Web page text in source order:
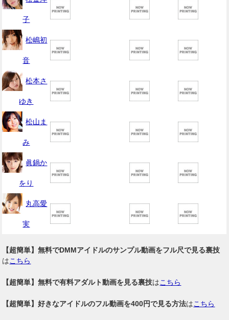
子
松嶋初
音
松本さ
ゆき
松山ま
み
眞鍋か
をり
丸高愛
実
【超簡単】無料でDMMアイドルのサンプル動画をフル尺で見る裏技
はこちら
【超簡単】無料で有料アダルト動画を見る裏技はこちら
【超簡単】好きなアイドルのフル動画を400円で見る方法はこちら